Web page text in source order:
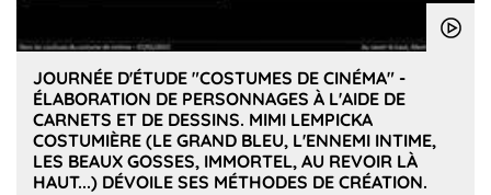
JOURNÉE D'ÉTUDE "COSTUMES DE CINÉMA" -
ÉLABORATION DE PERSONNAGES À L'AIDE DE
CARNETS ET DE DESSINS. MIMI LEMPICKA
COSTUMIÈRE (LE GRAND BLEU, L'ENNEMI INTIME,
LES BEAUX GOSSES, IMMORTEL, AU REVOIR LÀ
HAUT...) DÉVOILE SES MÉTHODES DE CRÉATION.